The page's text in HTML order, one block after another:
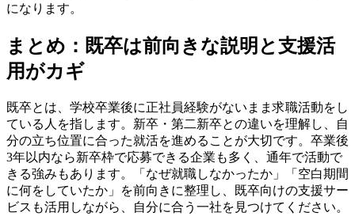
になります。
まとめ：既卒は前向きな説明と支援活
用がカギ
既卒とは、学校卒業後に正社員経験がないまま求職活動をし
ている人を指します。新卒・第二新卒との違いを理解し、自
分の立ち位置に合った就活を進めることが大切です。卒業後
3年以内なら新卒枠で応募できる企業も多く、通年で活動で
きる強みもあります。「なぜ就職しなかったか」「空白期間
に何をしていたか」を前向きに整理し、既卒向けの支援サー
ビスも活用しながら、自分に合う一社を見つけてください。